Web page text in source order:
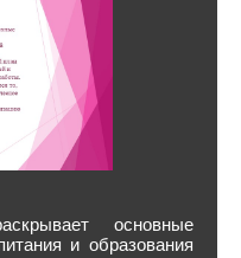
основные
и образования